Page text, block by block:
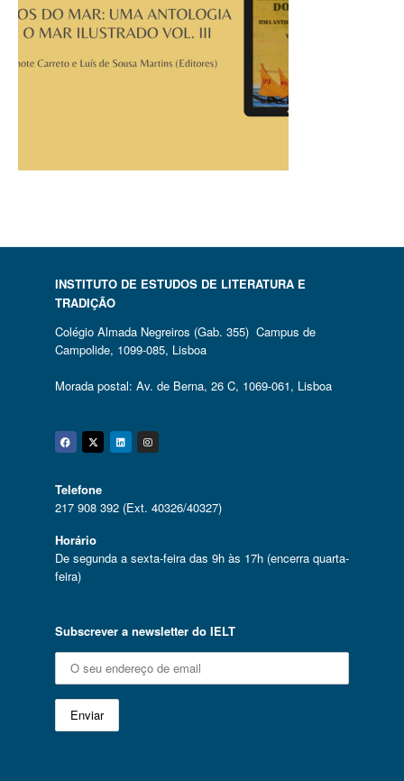
INSTITUTO DE ESTUDOS DE LITERATURA E
TRADIÇÃO
Colégio Almada Negreiros (Gab. 355) Campus de
Campolide, 1099-085, Lisboa
Morada postal: Av. de Berna, 26 C, 1069-061, Lisboa
Facebook
Twitter
Linkedin
Instagram
Telefone
217 908 392 (Ext. 40326/40327)
Horário
De segunda a sexta-feira das 9h às 17h (encerra quarta-
feira)
Subscrever a newsletter do IELT